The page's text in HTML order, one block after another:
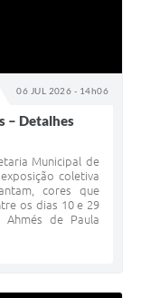
06 JUL 2026 - 14h06
– Detalhes
Municipal de
coletiva
cores que
os dias 10 e 29
de Paula